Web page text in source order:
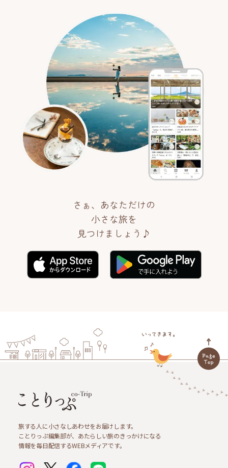
さぁ、あなただけの
小さな旅を
見つけましょう♪
旅する人に小さなしあわせをお届けします。
ことりっぷ編集部が、あたらしい旅のきっかけになる
情報を毎日配信するWEBメディアです。